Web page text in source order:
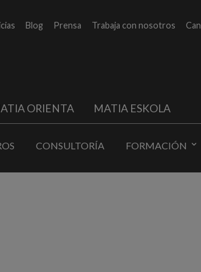
Blog Prensa Trabaja con nosotros
ORIENTA MATIA ESKOLA
CONSULTORÍA FORMACIÓN